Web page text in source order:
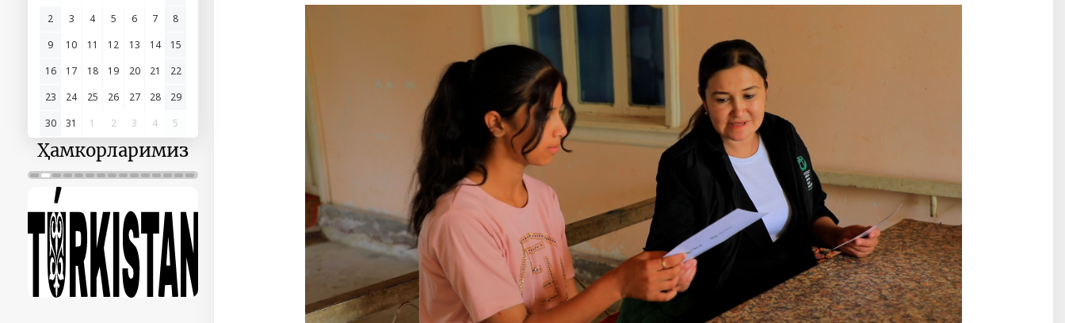
2
3 4 5 6 7
8
9
10 11 12 13 14
15
16
17 18 19 20 21
22
23
24 25 26 27 28
29
30
31 1 2 3 4 5
Ҳамкорларимиз